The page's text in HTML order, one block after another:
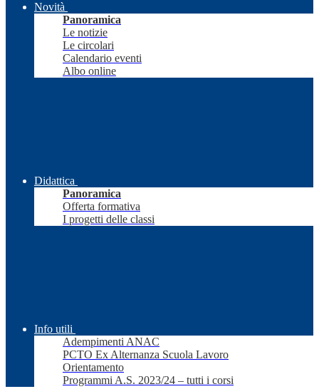
Novità
Panoramica
Le notizie
Le circolari
Calendario eventi
Albo online
Didattica
Panoramica
Offerta formativa
I progetti delle classi
Info utili
Adempimenti ANAC
PCTO Ex Alternanza Scuola Lavoro
Orientamento
Programmi A.S. 2023/24 – tutti i corsi